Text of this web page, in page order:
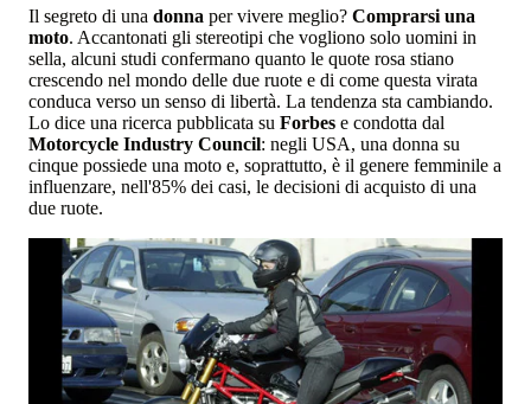
Il segreto di una donna per vivere meglio? Comprarsi una
moto. Accantonati gli stereotipi che vogliono solo uomini in
sella, alcuni studi confermano quanto le quote rosa stiano
crescendo nel mondo delle due ruote e di come questa virata
conduca verso un senso di libertà. La tendenza sta cambiando.
Lo dice una ricerca pubblicata su Forbes e condotta dal
Motorcycle Industry Council: negli USA, una donna su
cinque possiede una moto e, soprattutto, è il genere femminile a
influenzare, nell'85% dei casi, le decisioni di acquisto di una
due ruote.